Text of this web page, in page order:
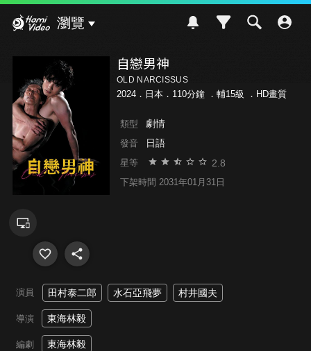
瀏覽
自戀男神
OLD NARCISSUS
2024．日本．110分鐘 ． 輔15級 ．HD畫質
類型 劇情
發音 日語
星等 2.8
下架時間 2031年01月31日
演員 田村泰二郎 水石亞飛夢 村井國夫
導演 東海林毅
編劇 東海林毅